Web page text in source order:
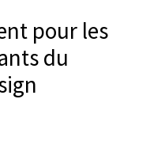
pour les
du